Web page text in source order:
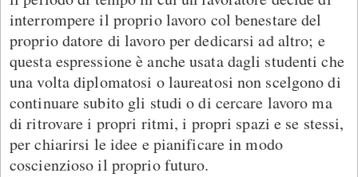
interrompere il proprio lavoro col benestare del
proprio datore di lavoro per dedicarsi ad altro; e
questa espressione è anche usata dagli studenti che
una volta diplomatosi o laureatosi non scelgono di
continuare subito gli studi o di cercare lavoro ma
di ritrovare i propri ritmi, i propri spazi e se stessi,
per chiarirsi le idee e pianificare in modo
coscienzioso il proprio futuro.